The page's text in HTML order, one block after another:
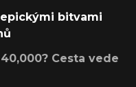
bitvami
Cesta vede